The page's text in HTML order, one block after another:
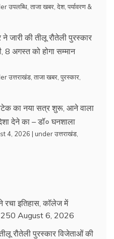
उपलब्धि ताजा खबर देश, पर्यावरण &
जारी की तीलू रौतेली पुरस्कार
8 अगस्त को होगा सम्मान
उत्तराखंड ताजा खबर पुरस्कार
का नया सत्र शुरू, आने वाला
देने का – डॉ० घनशाला
4, 2026 | underउत्तराखंड
इतिहास, कॉलेज में
250 August 6, 2026
रौतेली पुरस्कार विजेताओं की